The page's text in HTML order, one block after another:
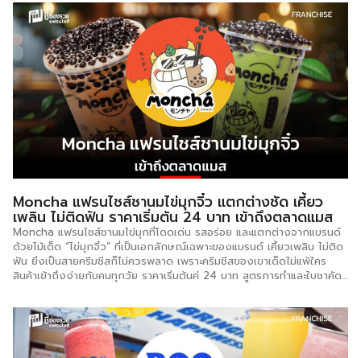
WALK เริ่มต้นจากความหลงใหลในการดื่มน้ำมะพร้าว และได้พัฒนาต่อยอด
เป็นธุรกิจภายใต้แนวคิด “มะพร้าวน้ำหอมเคี้ยวได้” โดยการนำมะพร้าวน้ำหอม
ไทยจากพื้นที่อุดมสมบูรณ์และแหล่งน้ำที่ดีที่สุด มาผสมผสานในทุกแก้วด้วย
ท็อปปิ้งเนื้อมะพร้าวกรุบๆ ที่เป็นเอกลักษณ์ COCO WALK ฉีกกฎเมนู
มะพร้าวแบบธรรมดาไปสู่เมนูทางเลือกที่หลากหลาย แปลกใหม่ และมีคุณภาพ
เพื่อตอบโจทย์คนรักสุขภาพ พร้อมมอบความสุขให้กับผู้บริโภคทุกคน
นอกจากนี้ COCO WALK ยังมีส่วนร่วมในการสร้างรายได้ที่ยั่งยืนให้กับ
เกษตรกรไทยไปพร้อมกัน ทำไม COCO WALK ถึงโดดเด่นกว่าใคร? จุด
เด่นของ COCO WALK อยู่ที่การใช้มะพร้าวน้ำหอมที่ปลูกในประเทศไทย
100% โดยเป็นที่รู้จักกันดีในเรื่องของคุณภาพ ความหวานหอม และเนื้อ
มะพร้าวที่ไม่แข็งหรือนิ่มมากจนเกินไป นำมาพัฒนาเมนูหลากหลายกว่า 35
เมนู รองรับความต้องการของผู้บริโภคที่แตกต่างกัน […]
Moncha แฟรนไชส์ชานมไข่มุกจิ๋ว แตกต่างชัด เคี้ยว
เพลิน ไม่ติดฟัน ราคาเริ่มต้น 24 บาท เข้าถึงตลาดแมส
Moncha แฟรนไชส์ชานมไข่มุกที่โดดเด่น รสอร่อย และแตกต่างจากแบรนด์
ด้วยไม้เด็ด “ไข่มุกจิ๋ว” ที่เป็นเอกลักษณ์เฉพาะของแบรนด์ เคี้ยวเพลิน ไม่ติด
ฟัน ยิ่งเป็นสายครีมชีสก็ไม่ควรพลาด เพราะครีมชีสของเขาเด็ดไม่แพ้ใคร
สินค้าเข้าถึงง่ายกับคนทุกวัย ราคาเริ่มต้นค่ 24 บาท สูตรการทำและใบชาคัด
เฉพาะมาจากไต้หวันแท้ ๆ เมนูหลากหลายกว่า 40 เมนู ลงทุนเริ่มต้น :
4-5 เดือน สาขา : มากกว่า 10 สาขา สิ่งที่ได้รับ : อุปกรณ์ 48 รายการ 148
ชิ้น, คอร์สอบรมการชงชา, ทำการตลาดให้, ไม่มีเก็บค่าการตลาดรายเดือน
และไม่แบ่งเปอร์เซ็นต์จากยอดขาย จุดเด่นของแบรนด์ ไข่มุกจิ๋ว […]